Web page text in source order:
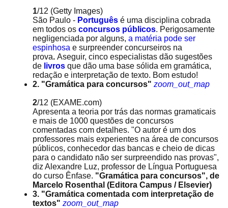
1/12 (Getty Images)
São Paulo - Português é uma disciplina cobrada
em todos os concursos públicos. Perigosamente
negligenciada por alguns, a matéria pode ser
espinhosa e surpreender concurseiros na
prova. Aseguir, cinco especialistas dão sugestões
de livros que dão uma base sólida em gramática,
redação e interpretação de texto. Bom estudo!
2. "Gramática para concursos" zoom_out_map
2/12 (EXAME.com)
Apresenta a teoria por trás das normas gramaticais
e mais de 1000 questões de concursos
comentadas com detalhes. "O autor é um dos
professores mais experientes na área de concursos
públicos, conhecedor das bancas e cheio de dicas
para o candidato não ser surpreendido nas provas",
diz Alexandre Luz, professor de Língua Portuguesa
do curso Ênfase. "Gramática para concursos", de
Marcelo Rosenthal (Editora Campus / Elsevier)
3. "Gramática comentada com interpretação de
textos" zoom_out_map